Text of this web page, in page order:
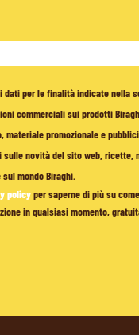
dati per le finalità indicate nella
commerciali sui prodotti
materiale promozionale e
sulle novità del sito web, ricette,
mondo Biraghi.
policyper saperne di più su
in qualsiasi momento,